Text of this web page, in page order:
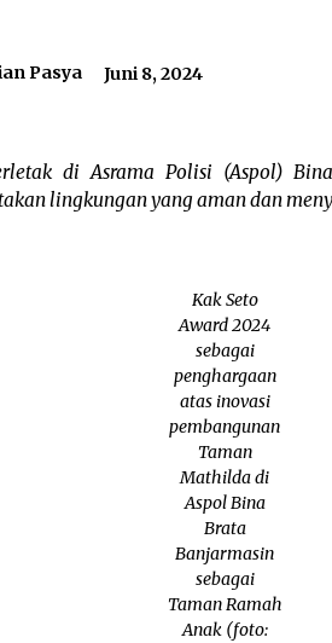
Pasya Juni 8, 2024
di Asrama Polisi (Aspol)
lingkungan yang aman dan
Kak Seto
Award 2024
sebagai
penghargaan
atas inovasi
pembangunan
Taman
Mathilda di
Aspol Bina
Brata
Banjarmasin
sebagai
Taman Ramah
Anak (foto: